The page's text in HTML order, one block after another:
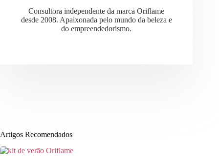
Consultora independente da marca Oriflame
desde 2008. Apaixonada pelo mundo da beleza e
do empreendedorismo.
Artigos Recomendados